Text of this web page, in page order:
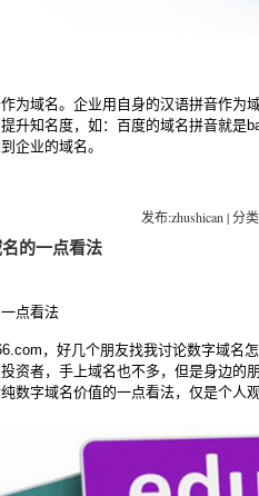
为域名。企业用自身的汉语拼音作为
升知名度，如：百度的域名拼音就是
企业的域名。
发布:zhushican | 分
的一点看法
点看法
，好几个朋友找我讨论数字域名
资者，手上域名也不多，但是身边的
数字域名价值的一点看法，仅是个人